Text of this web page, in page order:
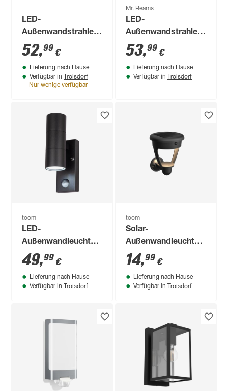
LED-
Außenwandstrahler
mit
Bewegungssensor
750 lm neutralweiß 9
x 27 x 10,5 cm
52,99 €
Lieferung nach Hause
Verfügbar in Troisdorf
Nur wenige verfügbar
Mr. Beams
LED-
Außenwandstrahler
'MB3000' mit
Bewegungssensor
500 lm neutralweiß
IP 66 26 x 9,5 cm
53,99 €
Lieferung nach Hause
Verfügbar in Troisdorf
toom
LED-
Außenwandleuchte
'Delhi' mit
Bewegungssensor
450 lm RGB -
tunable white IP 44
49,99 €
Lieferung nach Hause
Verfügbar in Troisdorf
toom
Solar-
Außenwandleuchte
'Arnheim' mit
Bewegungssensor
30 lm neutralweiß IP
44 Ø 14 x 18,8 cm
14,99 €
Lieferung nach Hause
Verfügbar in Troisdorf